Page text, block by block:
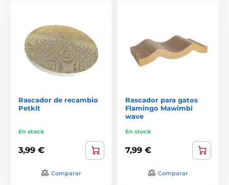
Rascador de recambio
Petkit
En stock
3,99 €
Comparar
Rascador para gatos
Flamingo Mawimbi
wave
En stock
7,99 €
Comparar